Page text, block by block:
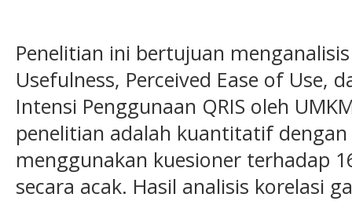
Penelitian ini bertujuan
Usefulness, Perceived Ease of Use,
Intensi Penggunaan QRIS oleh
penelitian adalah kuantitatif
menggunakan kuesioner terhadap
secara acak. Hasil analisis korelasi